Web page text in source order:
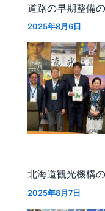
道路の早期整備
2025年8月6日
北海道観光機構
2025年8月7日